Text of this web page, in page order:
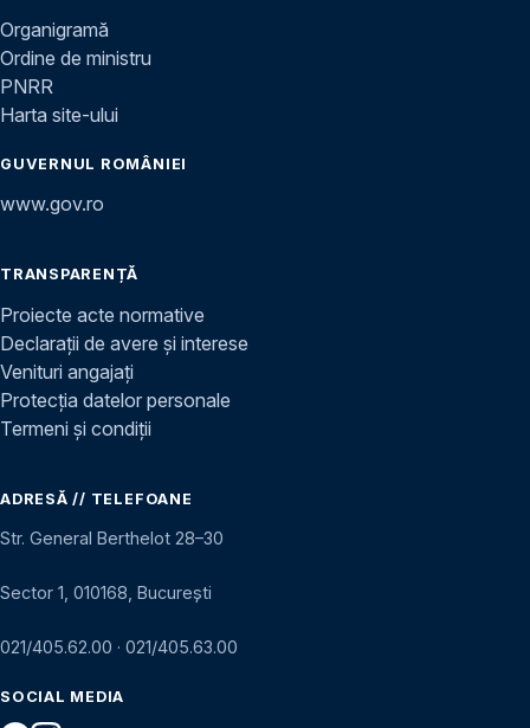
Organigramă
Ordine de ministru
PNRR
Harta site-ului
GUVERNUL ROMÂNIEI
www.gov.ro
TRANSPARENȚĂ
Proiecte acte normative
Declarații de avere și interese
Venituri angajați
Protecția datelor personale
Termeni și condiții
ADRESĂ // TELEFOANE
Str. General Berthelot 28–30
Sector 1, 010168, București
021/405.62.00 · 021/405.63.00
SOCIAL MEDIA